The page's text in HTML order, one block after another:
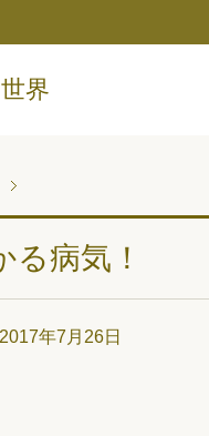
界
病気！
2017年7月26日